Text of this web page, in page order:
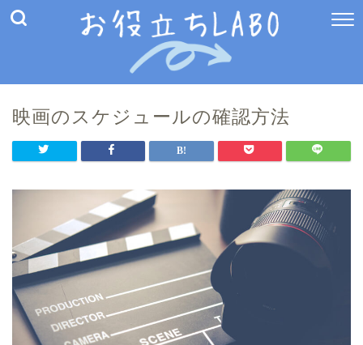
映画のスケジュールの確認方法